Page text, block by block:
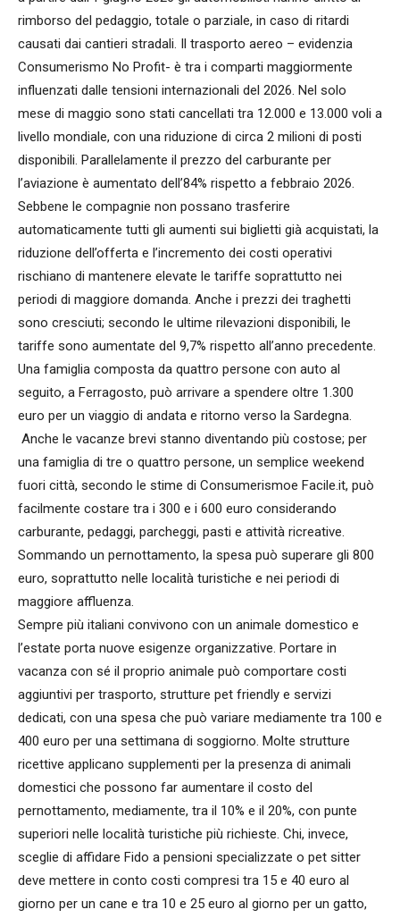
rimborso del pedaggio, totale o parziale, in caso di ritardi
causati dai cantieri stradali. Il trasporto aereo – evidenzia
Consumerismo No Profit- è tra i comparti maggiormente
influenzati dalle tensioni internazionali del 2026. Nel solo
mese di maggio sono stati cancellati tra 12.000 e 13.000 voli a
livello mondiale, con una riduzione di circa 2 milioni di posti
disponibili. Parallelamente il prezzo del carburante per
l’aviazione è aumentato dell’84% rispetto a febbraio 2026.
Sebbene le compagnie non possano trasferire
automaticamente tutti gli aumenti sui biglietti già acquistati, la
riduzione dell’offerta e l’incremento dei costi operativi
rischiano di mantenere elevate le tariffe soprattutto nei
periodi di maggiore domanda. Anche i prezzi dei traghetti
sono cresciuti; secondo le ultime rilevazioni disponibili, le
tariffe sono aumentate del 9,7% rispetto all’anno precedente.
Una famiglia composta da quattro persone con auto al
seguito, a Ferragosto, può arrivare a spendere oltre 1.300
euro per un viaggio di andata e ritorno verso la Sardegna.
Anche le vacanze brevi stanno diventando più costose; per
una famiglia di tre o quattro persone, un semplice weekend
fuori città, secondo le stime di Consumerismoe Facile.it, può
facilmente costare tra i 300 e i 600 euro considerando
carburante, pedaggi, parcheggi, pasti e attività ricreative.
Sommando un pernottamento, la spesa può superare gli 800
euro, soprattutto nelle località turistiche e nei periodi di
maggiore affluenza.
Sempre più italiani convivono con un animale domestico e
l’estate porta nuove esigenze organizzative. Portare in
vacanza con sé il proprio animale può comportare costi
aggiuntivi per trasporto, strutture pet friendly e servizi
dedicati, con una spesa che può variare mediamente tra 100 e
400 euro per una settimana di soggiorno. Molte strutture
ricettive applicano supplementi per la presenza di animali
domestici che possono far aumentare il costo del
pernottamento, mediamente, tra il 10% e il 20%, con punte
superiori nelle località turistiche più richieste. Chi, invece,
sceglie di affidare Fido a pensioni specializzate o pet sitter
deve mettere in conto costi compresi tra 15 e 40 euro al
giorno per un cane e tra 10 e 25 euro al giorno per un gatto,